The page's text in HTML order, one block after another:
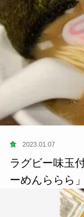
食 2023.01.07
ラグビー味玉
ーめんららら